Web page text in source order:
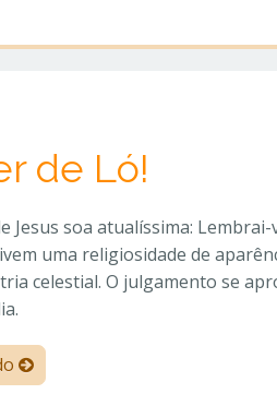
de Ló!
Jesus soa atualíssima:
uma religiosidade de
celestial. O julgamento se